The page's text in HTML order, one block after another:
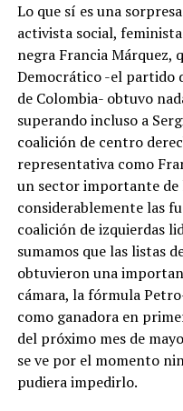
Lo que sí es una
activista social,
negra Francia Márquez,
Democrático -el partido
de Colombia- obtuvo
superando incluso a
coalición de centro
representativa como
un sector importante de
considerablemente las
coalición de izquierdas
sumamos que las listas
obtuvieron una
cámara, la fórmula
como ganadora en
del próximo mes de
se ve por el momento
pudiera impedirlo.